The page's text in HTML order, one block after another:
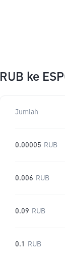
RUB ke
Jumlah
0.00005 RUB
0.006 RUB
0.09 RUB
0.1 RUB